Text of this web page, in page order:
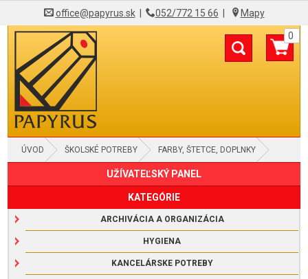
office@papyrus.sk| 052/772 15 66 Mapy
0
ÚVOD ŠKOLSKÉ POTREBY FARBY, ŠTETCE, DOPLNKY
UŽÍVATEĽSKÝ PANEL
KATEGÓRIE
ARCHIVÁCIA A ORGANIZÁCIA
HYGIENA
KANCELÁRSKE POTREBY